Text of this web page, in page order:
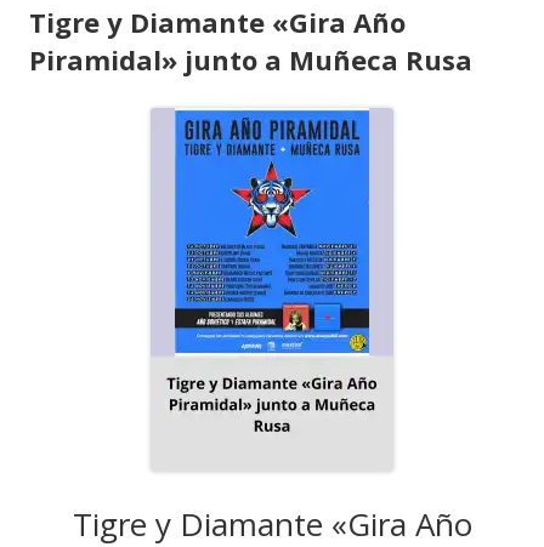
Tigre y Diamante «Gira Año
Piramidal» junto a Muñeca Rusa
Tigre y Diamante «Gira Año